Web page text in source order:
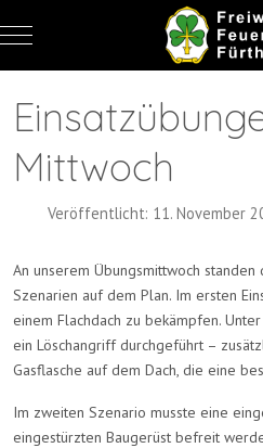
Mobile Menu Toggle
Mittwoch
Veröffentlicht: 11. November
An unserem Übungsmittwoch
Szenarien auf dem Plan. Im ersten
einem Flachdach zu bekämpfen.
ein Löschangriff durchgeführt –
Gasflasche auf dem Dach, die eine
Im zweiten Szenario musste eine
eingestürzten Baugerüst befreit